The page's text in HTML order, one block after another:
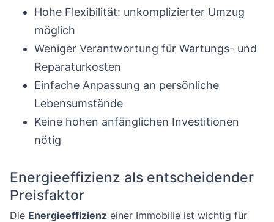
Hohe Flexibilität: unkomplizierter Umzug
möglich
Weniger Verantwortung für Wartungs- und
Reparaturkosten
Einfache Anpassung an persönliche
Lebensumstände
Keine hohen anfänglichen Investitionen
nötig
Energieeffizienz als entscheidender
Preisfaktor
Die Energieeffizienz einer Immobilie ist wichtig für